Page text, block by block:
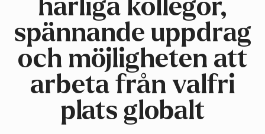
härliga kollegor,
spännande uppdrag
och möjligheten att
arbeta från valfri
plats globalt